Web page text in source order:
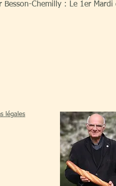
Besson-Chemilly : Le 1er
légales